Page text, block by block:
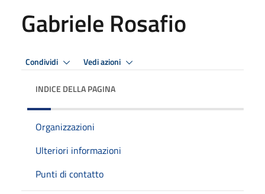
Gabriele Rosafio
Condividi Vedi azioni
INDICE DELLA PAGINA
Organizzazioni
Ulteriori informazioni
Punti di contatto